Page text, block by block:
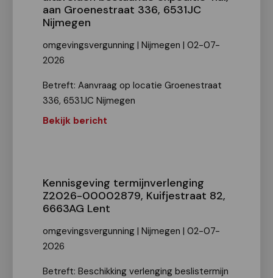
aan Groenestraat 336, 6531JC
Nijmegen
omgevingsvergunning | Nijmegen | 02-07-
2026
Betreft: Aanvraag op locatie Groenestraat
336, 6531JC Nijmegen
Bekijk bericht
Kennisgeving termijnverlenging
Z2026-00002879, Kuifjestraat 82,
6663AG Lent
omgevingsvergunning | Nijmegen | 02-07-
2026
Betreft: Beschikking verlenging beslistermijn